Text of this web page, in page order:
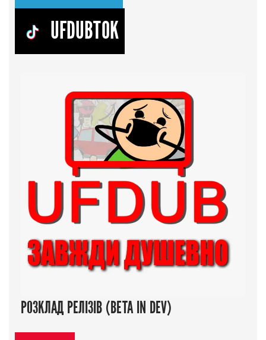
UFDUBTOK
РОЗКЛАД РЕЛІЗІВ (BETA IN DEV)